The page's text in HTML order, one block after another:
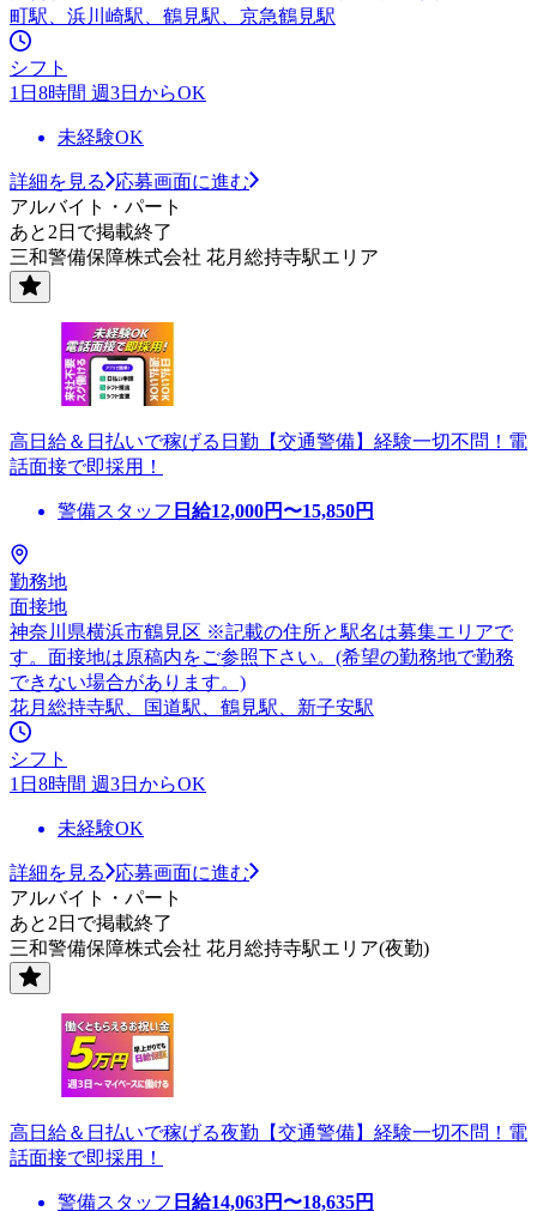
町駅、浜川崎駅、鶴見駅、京急鶴見駅
シフト
1日8時間 週3日からOK
未経験OK
詳細を見る
応募画面に進む
アルバイト・パート
あと2日で掲載終了
三和警備保障株式会社 花月総持寺駅エリア
高日給＆日払いで稼げる日勤【交通警備】経験一切不問！電
話面接で即採用！
警備スタッフ 日給12,000円〜15,850円
勤務地
面接地
神奈川県横浜市鶴見区 ※記載の住所と駅名は募集エリアで
す。面接地は原稿内をご参照下さい。(希望の勤務地で勤務
できない場合があります。)
花月総持寺駅、国道駅、鶴見駅、新子安駅
シフト
1日8時間 週3日からOK
未経験OK
詳細を見る
応募画面に進む
アルバイト・パート
あと2日で掲載終了
三和警備保障株式会社 花月総持寺駅エリア(夜勤)
高日給＆日払いで稼げる夜勤【交通警備】経験一切不問！電
話面接で即採用！
警備スタッフ 日給14,063円〜18,635円